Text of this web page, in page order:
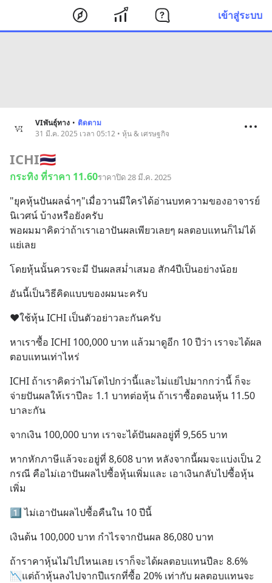
เข้าสู่ระบบ
VIพันธุ์ทาง • ติดตาม
31 มี.ค. 2025 เวลา 05:12 • หุ้น & เศรษฐกิจ
ICHI🇹🇭
กระทิง ที่ราคา 11.60ราคาปิด 28 มี.ค. 2025
"ยุคหุ้นปันผลฉ่ำๆ"เมื่อวานมีใครได้อ่านบทความของอาจารย์
นิเวศน์ บ้างหรือยังครับ
พอผมมาคิดว่าถ้าเราเอาปันผลเพียวเลยๆ ผลตอบแทนก็ไม่ได้
แย่เลย
โดยหุ้นนั้นควรจะมี ปันผลสม่ำเสมอ สัก4ปีเป็นอย่างน้อย
อันนี้เป็นวิธีคิดแบบของผมนะครับ
❤️ใช้หุ้น ICHI เป็นตัวอย่าวละกันครับ
หาเราซื้อ ICHI 100,000 บาท แล้วมาดูอีก 10 ปีว่า เราจะได้ผล
ตอบแทนเท่าไหร่
ICHI ถ้าเราคิดว่าไม่โตไปกว่านี้และไม่แย่ไปมากกว่านี้ ก็จะ
จ่ายปันผลให้เราปีละ 1.1 บาทต่อหุ้น ถ้าเราซื้อตอนหุ้น 11.50
บาละกัน
จากเงิน 100,000 บาท เราจะได้ปันผลอยู่ที่ 9,565 บาท
หากหักภาษีแล้วจะอยู่ที่ 8,608 บาท หลังจากนี้ผมจะแบ่งเป็น 2
กรณี คือไม่เอาปันผลไปซื้อหุ้นเพิ่มและ เอาเงินกลับไปซื้อหุ้น
เพิ่ม
1️⃣ ไม่เอาปันผลไปซื้อคืนใน 10 ปีนี้
เงินต้น 100,000 บาท กำไรจากปันผล 86,080 บาท
ถ้าราคาหุ้นไม่ไปไหนเลย เราก็จะได้ผลตอบแทนปีละ 8.6%
📉แต่ถ้าหุ้นลงไปจากปีแรกที่ซื้อ 20% เท่ากับ ผลตอบแทนจะ